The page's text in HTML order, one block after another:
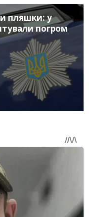
пляшки: у
погром